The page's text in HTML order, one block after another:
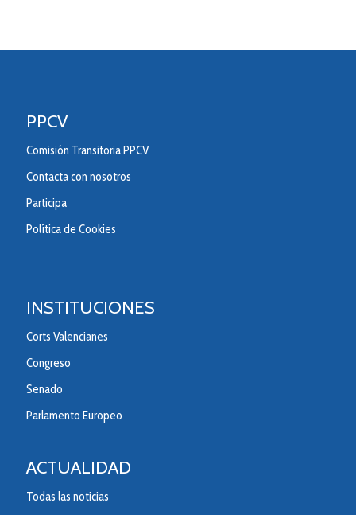
PPCV
Comisión Transitoria PPCV
Contacta con nosotros
Participa
Política de Cookies
INSTITUCIONES
Corts Valencianes
Congreso
Senado
Parlamento Europeo
ACTUALIDAD
Todas las noticias